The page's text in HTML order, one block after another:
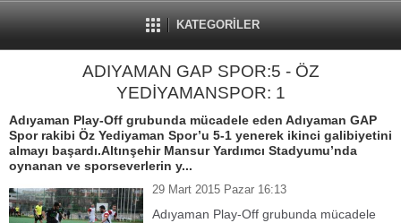
KATEGORİLER
ADIYAMAN GAP SPOR:5 - ÖZ
YEDİYAMANSPOR: 1
Adıyaman Play-Off grubunda mücadele eden Adıyaman GAP
Spor rakibi Öz Yediyaman Spor’u 5-1 yenerek ikinci galibiyetini
almayı başardı.Altınşehir Mansur Yardımcı Stadyumu’nda
oynanan ve sporseverlerin y...
29 Mart 2015 Pazar 16:13
Adıyaman Play-Off grubunda mücadele